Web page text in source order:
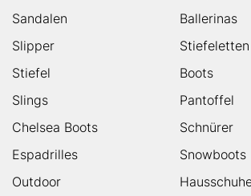
Sandalen
Ballerinas
Slipper
Stiefeletten
Stiefel
Boots
Slings
Pantoffel
Chelsea Boots
Schnürer
Espadrilles
Snowboots
Outdoor